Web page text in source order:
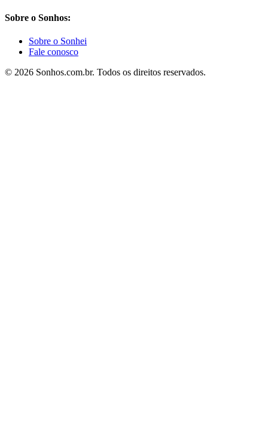
Sobre o Sonhos:
Sobre o Sonhei
Fale conosco
© 2026 Sonhos.com.br. Todos os direitos reservados.